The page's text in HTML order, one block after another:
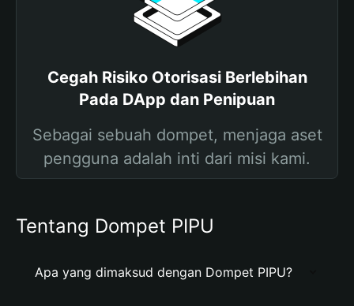
Cegah Risiko Otorisasi Berlebihan
Pada DApp dan Penipuan
Sebagai sebuah dompet, menjaga aset
pengguna adalah inti dari misi kami.
Tentang Dompet PIPU
Apa yang dimaksud dengan Dompet PIPU?